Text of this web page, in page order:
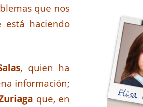
que nos
está haciendo
, quien ha
información;
que, en